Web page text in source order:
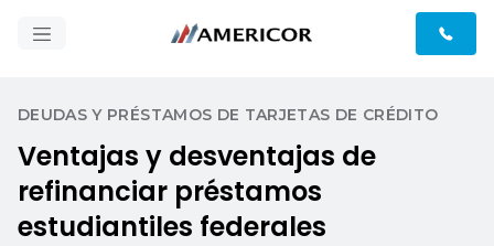
DEUDAS Y PRÉSTAMOS DE TARJETAS DE CRÉDITO
Ventajas y desventajas de
refinanciar préstamos
estudiantiles federales